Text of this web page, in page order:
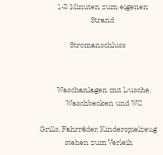
1-2 Minuten zum eigenen
Strand
Stromanschluss
Waschanlagen mit Dusche,
Waschbecken und WC
Grills, Fahrräder, Kinderspielzeug
stehen zum Verleih